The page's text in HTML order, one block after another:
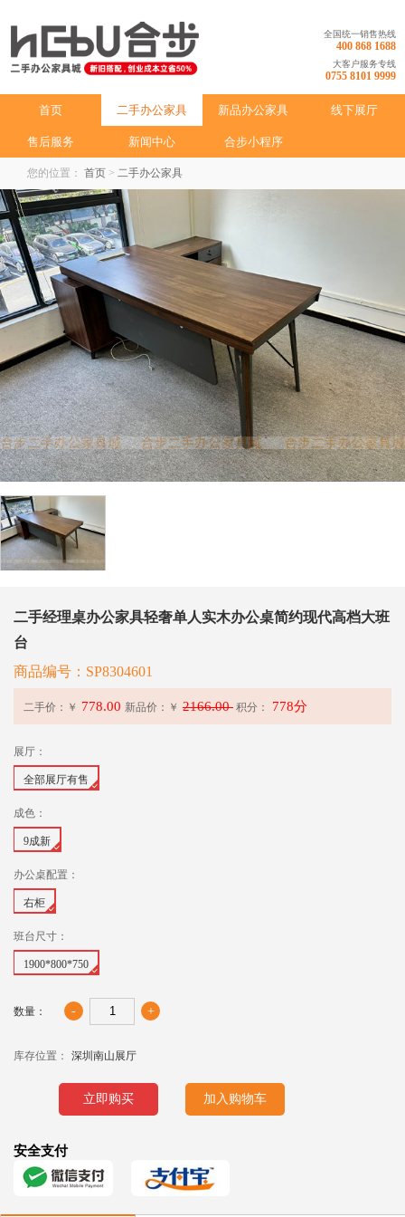
全国统一销售热线
400 868 1688
大客户服务专线
0755 8101 9999
首页 二手办公家具 新品办公家具 线下展厅
售后服务 新闻中心 合步小程序
您的位置： 首页 > 二手办公家具
二手经理桌办公家具轻奢单人实木办公桌简约现代高档大班
台
商品编号：SP8304601
二手价：￥ 778.00 新品价： ￥ 2166.00 积分： 778分
展厅：
全部展厅有售
成色：
9成新
办公桌配置：
右柜
班台尺寸：
1900*800*750
数量： - +
库存位置： 深圳南山展厅
立即购买 加入购物车
安全支付